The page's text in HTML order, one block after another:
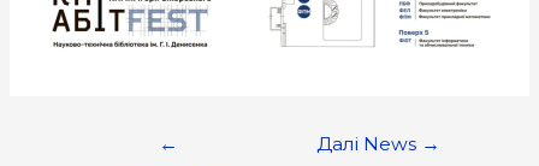
←
Далі News →